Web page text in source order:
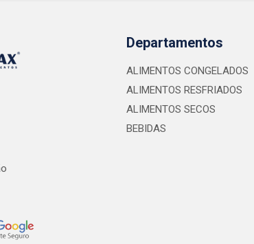
Departamentos
ALIMENTOS CONGELADOS
ALIMENTOS RESFRIADOS
ALIMENTOS SECOS
BEBIDAS